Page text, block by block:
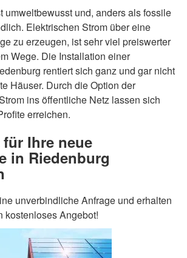
umweltbewusst und, anders als fossile
Elektrischen Strom über eine
zu erzeugen, ist sehr viel preiswerter
Wege. Die Installation einer
rentiert sich ganz und gar nicht
Häuser. Durch die Option der
ins öffentliche Netz lassen sich
erreichen.
Ihre neue
in Riedenburg
unverbindliche Anfrage und erhalten
kostenloses Angebot!